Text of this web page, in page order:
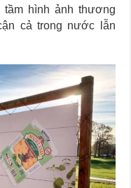
tầm hình ảnh thương
cả trong nước lẫn